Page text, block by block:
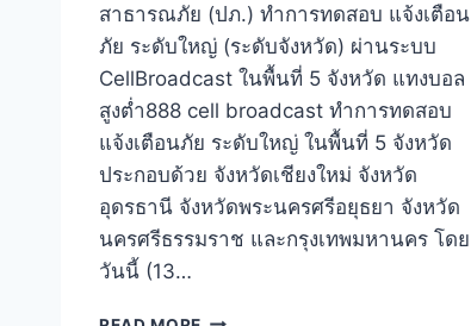
สาธารณภัย (ปภ.) ทำการทดสอบ แจ้งเตือน
ภัย ระดับใหญ่ (ระดับจังหวัด) ผ่านระบบ
CellBroadcast ในพื้นที่ 5 จังหวัด แทงบอล
สูงต่ำ888 cell broadcast ทำการทดสอบ
แจ้งเตือนภัย ระดับใหญ่ ในพื้นที่ 5 จังหวัด
ประกอบด้วย จังหวัดเชียงใหม่ จังหวัด
อุดรธานี จังหวัดพระนครศรีอยุธยา จังหวัด
นครศรีธรรมราช และกรุงเทพมหานคร โดย
วันนี้ (13…